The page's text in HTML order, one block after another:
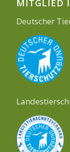
MITGLIED
Deutscher